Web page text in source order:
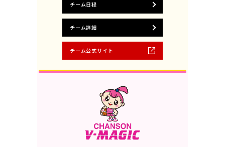
チーム日程
チーム詳細
チーム公式サイト